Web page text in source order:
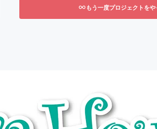
もう一度プロジェクトを